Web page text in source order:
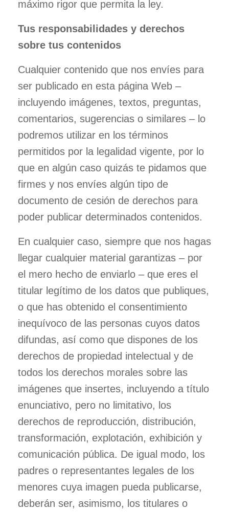
máximo rigor que permita la ley.
Tus responsabilidades y derechos
sobre tus contenidos
Cualquier contenido que nos envíes para
ser publicado en esta página Web –
incluyendo imágenes, textos, preguntas,
comentarios, sugerencias o similares – lo
podremos utilizar en los términos
permitidos por la legalidad vigente, por lo
que en algún caso quizás te pidamos que
firmes y nos envíes algún tipo de
documento de cesión de derechos para
poder publicar determinados contenidos.
En cualquier caso, siempre que nos hagas
llegar cualquier material garantizas – por
el mero hecho de enviarlo – que eres el
titular legítimo de los datos que publiques,
o que has obtenido el consentimiento
inequívoco de las personas cuyos datos
difundas, así como que dispones de los
derechos de propiedad intelectual y de
todos los derechos morales sobre las
imágenes que insertes, incluyendo a título
enunciativo, pero no limitativo, los
derechos de reproducción, distribución,
transformación, explotación, exhibición y
comunicación pública. De igual modo, los
padres o representantes legales de los
menores cuya imagen pueda publicarse,
deberán ser, asimismo, los titulares o